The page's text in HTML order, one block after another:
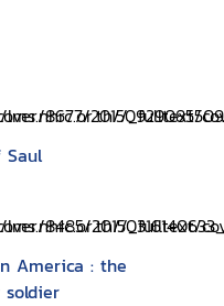
Saul
America : the